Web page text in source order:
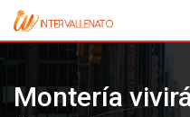
Skip
Montería